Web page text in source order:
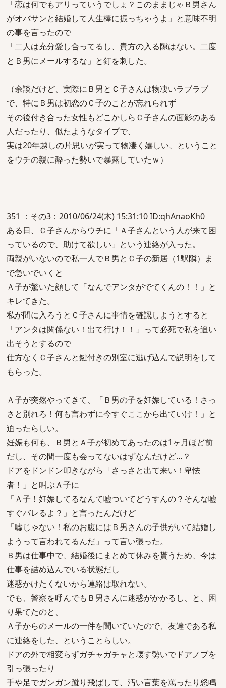
「恋は何でもアリっていうでしょ？このままじゃＢ男さん
がオバサンと結婚して人生棒に振っちゃうよ」と意味不明
の事を言ったので
「二人は充分愛し合ってるし、貴方の入る隙はない。二度
とＢ男にメールするな」と釘を刺した。
（余談だけど、実際にＢ男とＣ子さんは物凄いラブラブ
で、特にＢ男は初恋のＣ子のことが忘れられず
その後付き合った女性もどこかしらＣ子さんの面影のある
人だったり、似たようなタイプで、
実は20年越しの片思いが実って物凄く嬉しい、ということ
をウチの親に酔った勢いで暴露していたｗ）
351 ：その3：2010/06/24(木) 15:31:10 ID:qhAnaoKh0
ある日、Ｃ子さんからウチに「Ａ子さんという人が来て困
っているので、助けて欲しい」という連絡が入った。
両親がいないので私一人でＢ男とＣ子の新居（1駅隣）ま
で急いでいくと
Ａ子が驚いた顔して「なんでアンタがでてくんの！！」と
キレてきた。
私が間に入ろうとＣ子さんに事情を確認しようとすると
「アンタは関係ない！出て行け！！」って必死で私を追い
出そうとするので
仕方なくＣ子さんと鍵付きの別室に逃げ込んで説明をして
もらった。
Ａ子が突然やってきて、「Ｂ男の子を妊娠している！さっ
さと別れろ！何も言わずに今すぐここから出ていけ！」と
迫ったらしい。
妊娠も何も、Ｂ男とＡ子が初めてあったのは1ヶ月ほど前
だし、その間一度も会ってないはずなんだけど…？
ドアをドンドン叩きながら「さっさと出て来い！卑怯
者！」と叫ぶＡ子に
「Ａ子！妊娠してるなんて嘘ついてどうすんの？そんな嘘
すぐバレるよ？」と言ったんだけど
「嘘じゃない！私のお腹にはＢ男さんの子供がいて結婚し
ようって言われてるんだ」って言い張った。
Ｂ男は仕事中で、結婚後にまとめて休みを貰うため、今は
仕事を詰め込んでいる状態だし
迷惑かけたくないから連絡は取れない。
でも、警察を呼んでもＢ男さんに迷惑がかかるし、と、困
り果てたのと、
Ａ子からのメールの一件を聞いていたので、友達である私
に連絡をした、ということらしい。
ドアの外で相変らずガチャガチャと壊す勢いでドアノブを
引っ張ったり
手や足でガンガン蹴り飛ばして、汚い言葉を罵ったり怒鳴